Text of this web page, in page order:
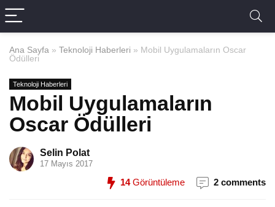
Ana Sayfa » Teknoloji Haberleri » Mobil Uygulamaların Oscar
Ödülleri
Teknoloji Haberleri
Mobil Uygulamaların
Oscar Ödülleri
Selin Polat
17 Mayıs 2017
14Görüntüleme 2 comments